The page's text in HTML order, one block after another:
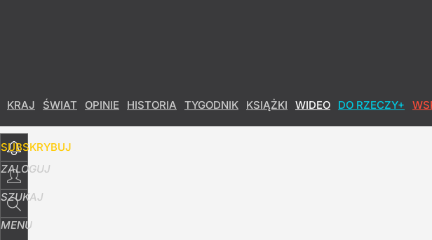
KRAJ ŚWIAT OPINIE HISTORIA TYGODNIK KSIĄŻKI WIDEO DO RZECZY+
SUBSKRYBUJ
ZALOGUJ
SZUKAJ
MENU